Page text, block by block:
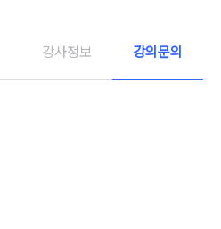
강사정보 강의문의